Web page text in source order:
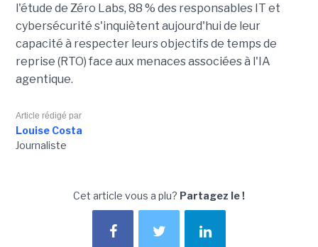
l'étude de Zéro Labs, 88 % des responsables IT et
cybersécurité s'inquiètent aujourd'hui de leur
capacité à respecter leurs objectifs de temps de
reprise (RTO) face aux menaces associées à l'IA
agentique.
Article rédigé par
Louise Costa
Journaliste
Cet article vous a plu? Partagez le !